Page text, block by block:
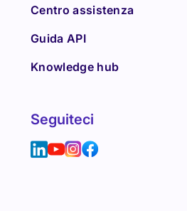
Centro assistenza
Guida API
Knowledge hub
Seguiteci